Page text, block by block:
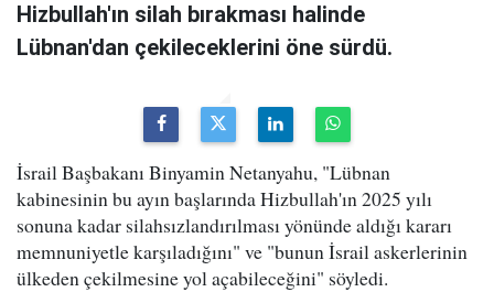
Hizbullah'ın silah bırakması halinde
Lübnan'dan çekileceklerini öne sürdü.
İsrail Başbakanı Binyamin Netanyahu, "Lübnan
kabinesinin bu ayın başlarında Hizbullah'ın 2025 yılı
sonuna kadar silahsızlandırılması yönünde aldığı kararı
memnuniyetle karşıladığını" ve "bunun İsrail askerlerinin
ülkeden çekilmesine yol açabileceğini" söyledi.